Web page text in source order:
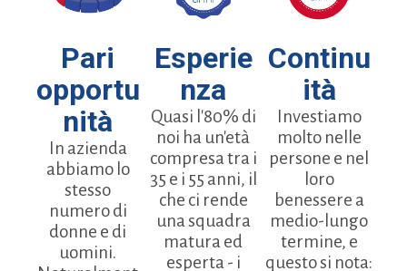
Pari
opportu
nità
In azienda
abbiamo lo
stesso
numero di
donne e di
uomini.
Esperie
nza
Quasi l'80% di
noi ha un'età
compresa tra i
35 e i 55 anni, il
che ci rende
una squadra
matura ed
esperta - i
Continu
ità
Investiamo
molto nelle
persone e nel
loro
benessere a
medio-lungo
termine, e
questo si nota: